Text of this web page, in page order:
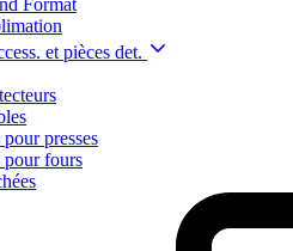
Format
et pièces det.
presses
pour fours